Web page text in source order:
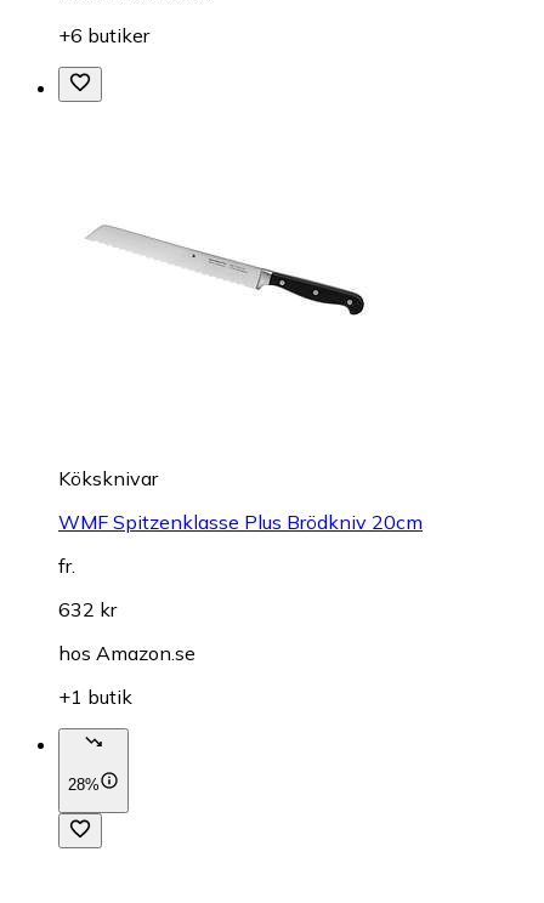
+6 butiker
Köksknivar
WMF Spitzenklasse Plus Brödkniv 20cm
fr.
632 kr
hos Amazon.se
+1 butik
28%